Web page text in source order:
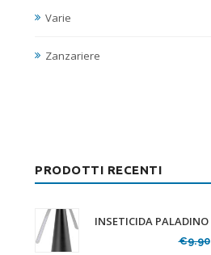
Varie
Zanzariere
PRODOTTI RECENTI
INSETICIDA PALADINO
€9.90